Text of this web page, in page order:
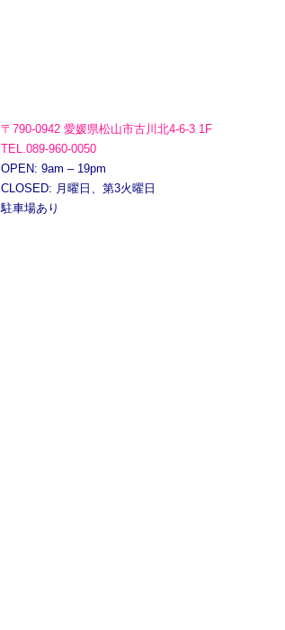
〒790-0942 愛媛県松山市古川北4-6-3 1F
TEL.089-960-0050
OPEN: 9am – 19pm
CLOSED: 月曜日、第3火曜日
駐車場あり